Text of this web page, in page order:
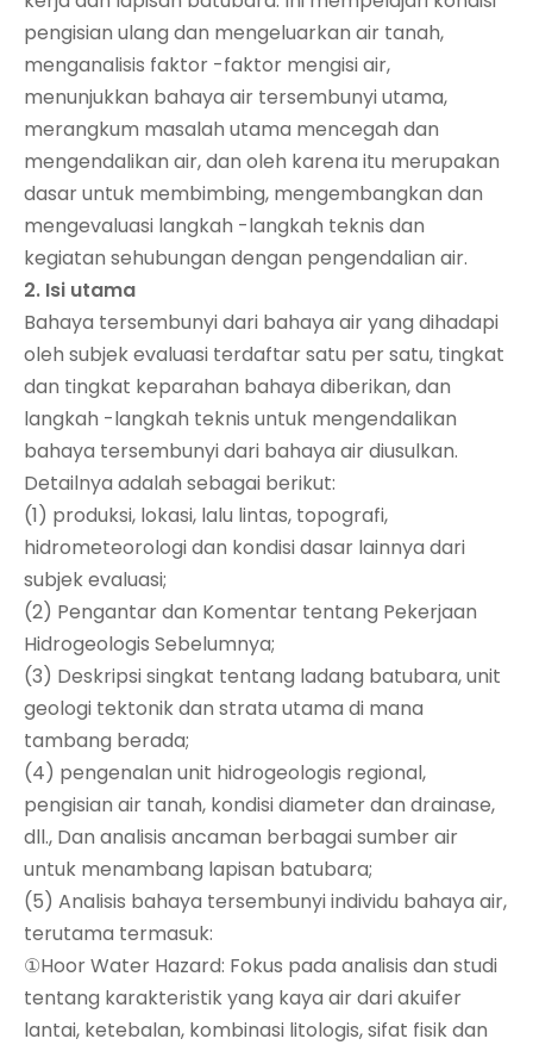
pengisian ulang dan mengeluarkan air tanah,
menganalisis faktor -faktor mengisi air,
menunjukkan bahaya air tersembunyi utama,
merangkum masalah utama mencegah dan
mengendalikan air, dan oleh karena itu merupakan
dasar untuk membimbing, mengembangkan dan
mengevaluasi langkah -langkah teknis dan
kegiatan sehubungan dengan pengendalian air.
2. Isi utama
Bahaya tersembunyi dari bahaya air yang dihadapi
oleh subjek evaluasi terdaftar satu per satu, tingkat
dan tingkat keparahan bahaya diberikan, dan
langkah -langkah teknis untuk mengendalikan
bahaya tersembunyi dari bahaya air diusulkan.
Detailnya adalah sebagai berikut:
(1) produksi, lokasi, lalu lintas, topografi,
hidrometeorologi dan kondisi dasar lainnya dari
subjek evaluasi;
(2) Pengantar dan Komentar tentang Pekerjaan
Hidrogeologis Sebelumnya;
(3) Deskripsi singkat tentang ladang batubara, unit
geologi tektonik dan strata utama di mana
tambang berada;
(4) pengenalan unit hidrogeologis regional,
pengisian air tanah, kondisi diameter dan drainase,
dll., Dan analisis ancaman berbagai sumber air
untuk menambang lapisan batubara;
(5) Analisis bahaya tersembunyi individu bahaya air,
terutama termasuk:
①Hoor Water Hazard: Fokus pada analisis dan studi
tentang karakteristik yang kaya air dari akuifer
lantai, ketebalan, kombinasi litologis, sifat fisik dan